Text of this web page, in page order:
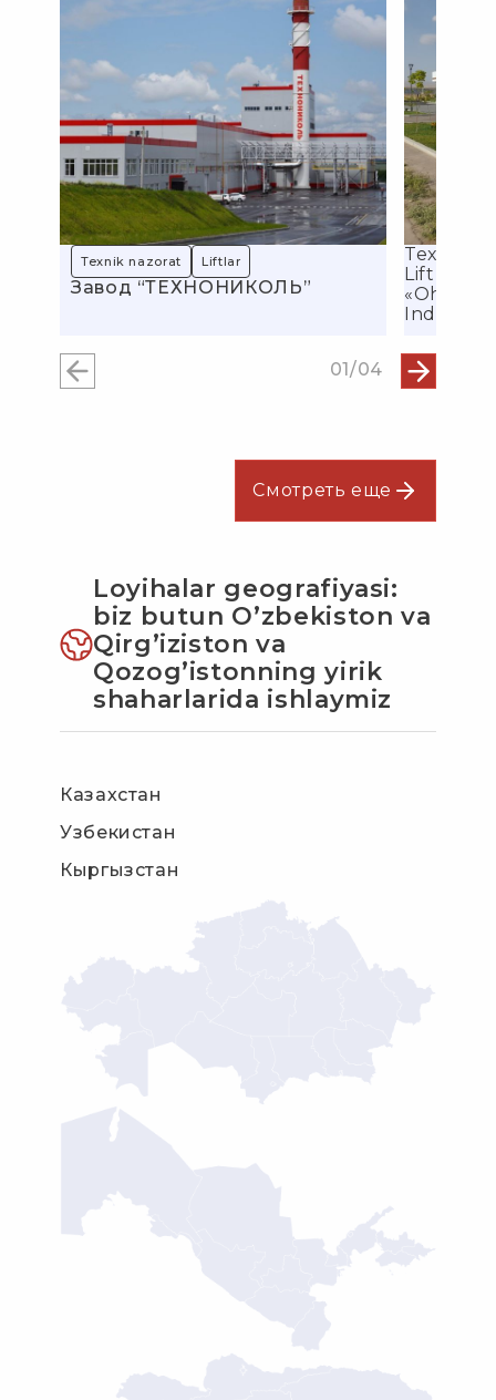
Texnik nazorat Liftlar
Завод “ТЕХНОНИКОЛЬ”
Texnik
Liftlar
01/04
Смотреть еще
Loyihalar geografiyasi:
biz butun O’zbekiston va
Qirg’iziston va
Qozog’istonning yirik
shaharlarida ishlaymiz
Казахстан
Узбекистан
Кыргызстан